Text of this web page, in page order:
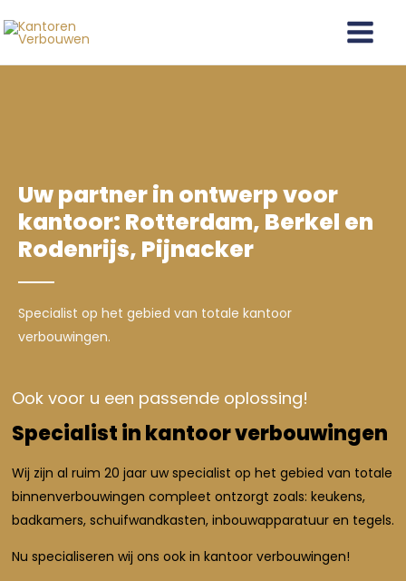
naar
Main
Menu
Uw partner in ontwerp voor
kantoor: Rotterdam, Berkel en
Rodenrijs, Pijnacker
Specialist op het gebied van totale kantoor
verbouwingen.
Ook voor u een passende oplossing!
Specialist in kantoor verbouwingen
Wij zijn al ruim 20 jaar uw specialist op het gebied van totale
binnenverbouwingen compleet ontzorgt zoals: keukens,
badkamers, schuifwandkasten, inbouwapparatuur en tegels.
Nu specialiseren wij ons ook in kantoor verbouwingen!